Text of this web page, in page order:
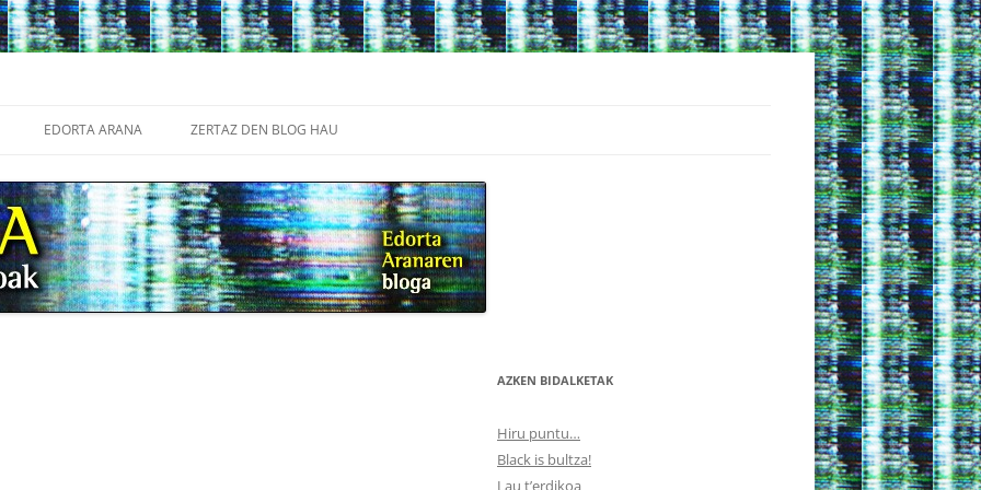
salto
EDORTA ARANA ZERTAZ DEN BLOG HAU
AZKEN BIDALKETAK
Hiru puntu…
Black is bultza!
Lau t’erdikoa